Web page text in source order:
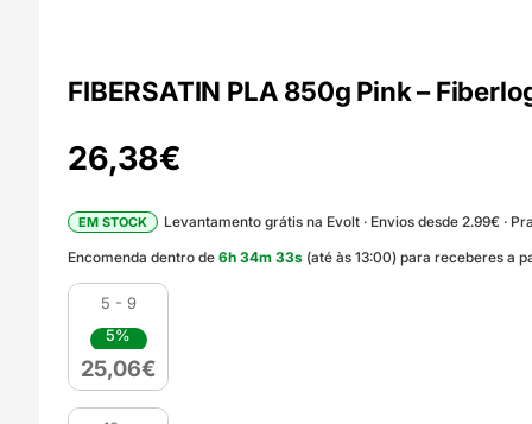
FIBERSATIN PLA 850g Pink –
26,38€
EM STOCK
Levantamento grátis na Evolt · Envios desde 2.99€ ·
Encomenda dentro de6h34m32s (até às 13:00) para receberes a
5 - 9
5%
25,06€